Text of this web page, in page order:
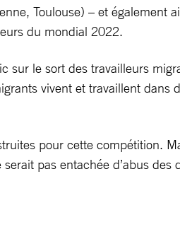
Toulouse) – et également
du mondial 2022.
sur le sort des travailleurs
vivent et travaillent dans
pour cette compétition.
pas entachée d’abus